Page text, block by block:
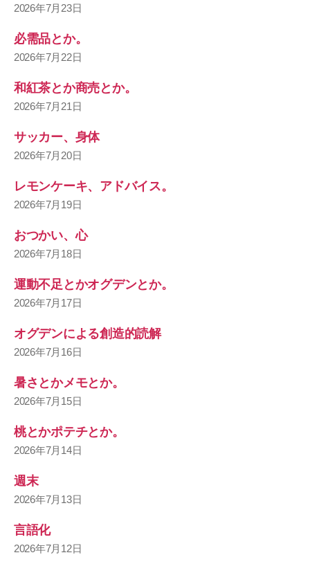
2026年7月23日
必需品とか。
2026年7月22日
和紅茶とか商売とか。
2026年7月21日
サッカー、身体
2026年7月20日
レモンケーキ、アドバイス。
2026年7月19日
おつかい、心
2026年7月18日
運動不足とかオグデンとか。
2026年7月17日
オグデンによる創造的読解
2026年7月16日
暑さとかメモとか。
2026年7月15日
桃とかポテチとか。
2026年7月14日
週末
2026年7月13日
言語化
2026年7月12日